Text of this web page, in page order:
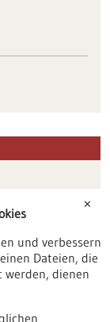
✕
und verbessern
Dateien, die
werden, dienen